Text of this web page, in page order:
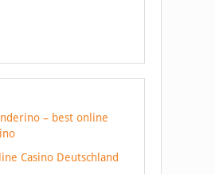
– best online
Casino Deutschland